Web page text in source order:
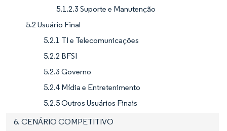
5.1.2.3 Suporte e Manutenção
5.2 Usuário Final
5.2.1 TI e Telecomunicações
5.2.2 BFSI
5.2.3 Governo
5.2.4 Mídia e Entretenimento
5.2.5 Outros Usuários Finais
6. CENÁRIO COMPETITIVO